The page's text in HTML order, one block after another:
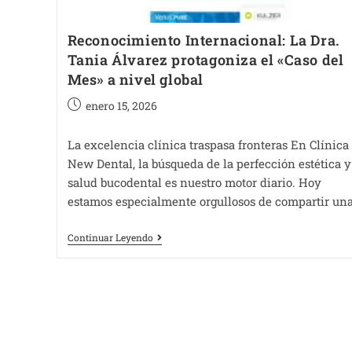
Reconocimiento Internacional: La Dra.
Tania Álvarez protagoniza el «Caso del
Mes» a nivel global
enero 15, 2026
La excelencia clínica traspasa fronteras En Clínica
New Dental, la búsqueda de la perfección estética
salud bucodental es nuestro motor diario. Hoy
estamos especialmente orgullosos de compartir
Continuar Leyendo